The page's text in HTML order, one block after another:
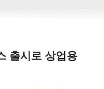
출시로 상업용